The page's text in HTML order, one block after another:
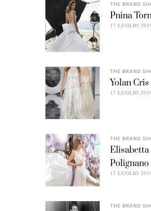
THE BRAND
Pnina
17 LUGLIO
THE BRAND
Yolan Cris
17 LUGLIO
THE BRAND
Elisabetta
Polignano
17 LUGLIO
THE BRAND